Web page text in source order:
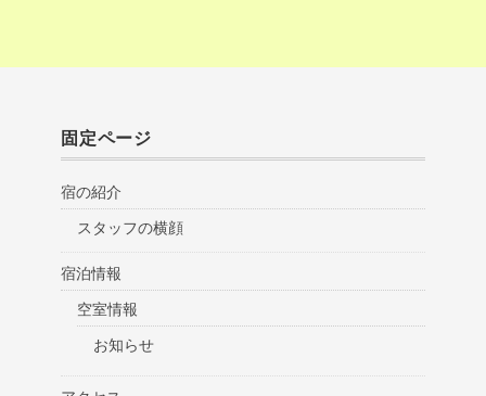
固定ページ
宿の紹介
スタッフの横顔
宿泊情報
空室情報
お知らせ